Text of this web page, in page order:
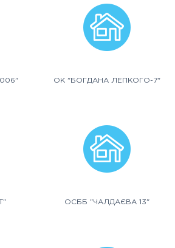
ОК "БОГДАНА ЛЕПКОГО-7"
ОСББ "ЧАЛДАЄВА 13"